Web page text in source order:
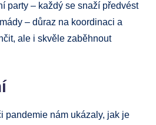
party – každý se snaží předvést
– důraz na koordinaci a
ale i skvěle zaběhnout
pandemie nám ukázaly, jak je